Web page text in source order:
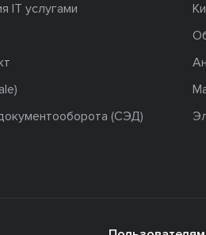
IT услугами
(СЭД)